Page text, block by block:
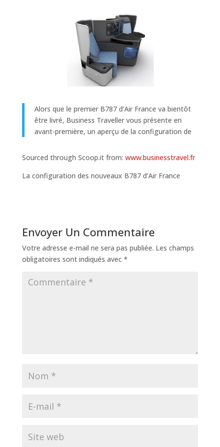
Alors que le premier B787 d’Air France va bientôt
être livré, Business Traveller vous présente en
avant-première, un aperçu de la configuration de
Sourced through Scoop.it from: www.businesstravel.fr
La configuration des nouveaux B787 d’Air France
Envoyer Un Commentaire
Votre adresse e-mail ne sera pas publiée. Les champs
obligatoires sont indiqués avec *